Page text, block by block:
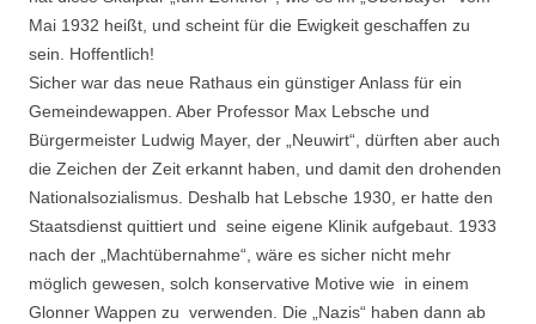
Mai 1932 heißt, und scheint für die Ewigkeit geschaffen zu
sein. Hoffentlich!
Sicher war das neue Rathaus ein günstiger Anlass für ein
Gemeindewappen. Aber Professor Max Lebsche und
Bürgermeister Ludwig Mayer, der „Neuwirt“, dürften aber auch
die Zeichen der Zeit erkannt haben, und damit den drohenden
Nationalsozialismus. Deshalb hat Lebsche 1930, er hatte den
Staatsdienst quittiert und seine eigene Klinik aufgebaut. 1933
nach der „Machtübernahme“, wäre es sicher nicht mehr
möglich gewesen, solch konservative Motive wie in einem
Glonner Wappen zu verwenden. Die „Nazis“ haben dann ab